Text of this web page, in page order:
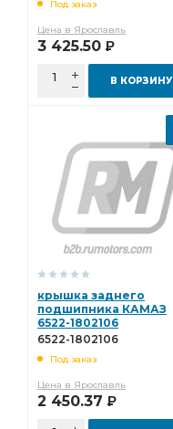
Под заказ
Цена в Ярославль
3 425.50 Р
В КОРЗИНУ
крышка заднего
подшипника КАМАЗ
6522-1802106
6522-1802106
Под заказ
Цена в Ярославль
2 450.37 Р